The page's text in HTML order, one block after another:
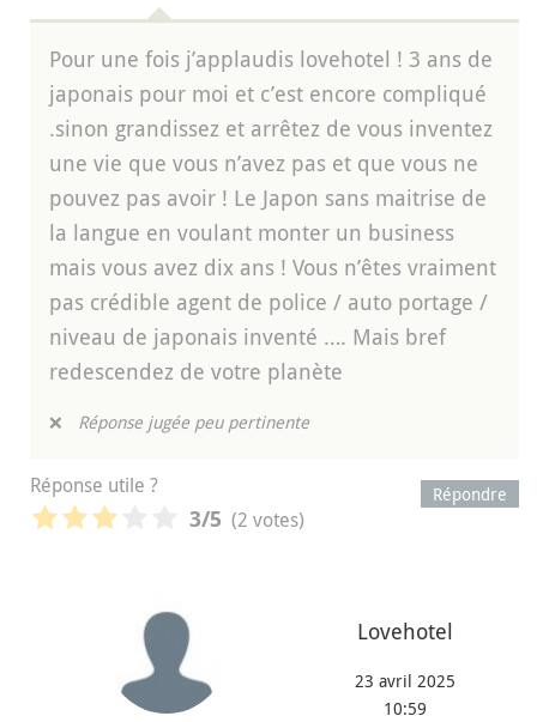
Pour une fois j’applaudis lovehotel ! 3 ans de
japonais pour moi et c’est encore compliqué
.sinon grandissez et arrêtez de vous inventez
une vie que vous n’avez pas et que vous ne
pouvez pas avoir ! Le Japon sans maitrise de
la langue en voulant monter un business
mais vous avez dix ans ! Vous n’êtes vraiment
pas crédible agent de police / auto portage /
niveau de japonais inventé …. Mais bref
redescendez de votre planète
❌ Réponse jugée peu pertinente
Répondre
Réponse utile ?
3/5 (2 votes)
Lovehotel
23 avril 2025
10:59